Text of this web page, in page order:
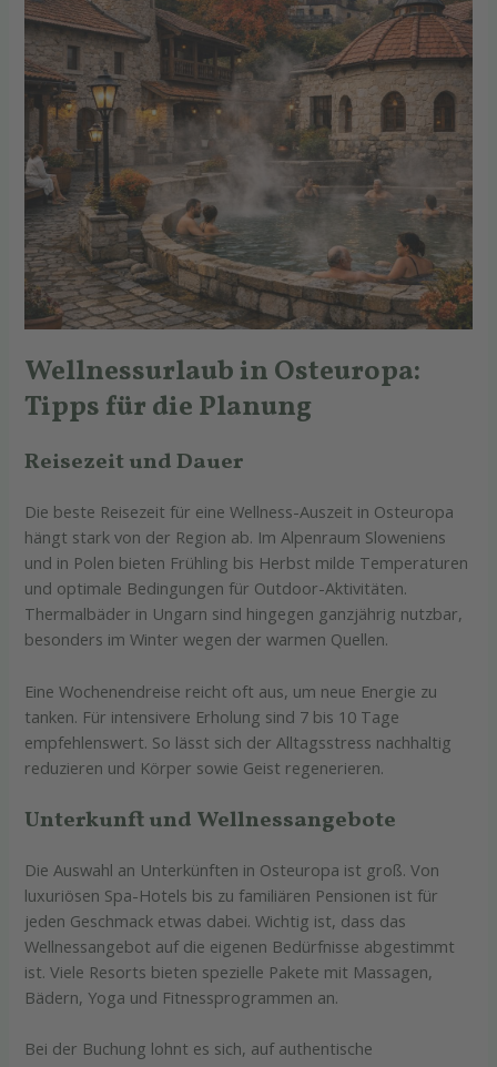
Wellnessurlaub in Osteuropa:
Tipps für die Planung
Reisezeit und Dauer
Die beste Reisezeit für eine Wellness-Auszeit in Osteuropa
hängt stark von der Region ab. Im Alpenraum Sloweniens
und in Polen bieten Frühling bis Herbst milde Temperaturen
und optimale Bedingungen für Outdoor-Aktivitäten.
Thermalbäder in Ungarn sind hingegen ganzjährig nutzbar,
besonders im Winter wegen der warmen Quellen.
Eine Wochenendreise reicht oft aus, um neue Energie zu
tanken. Für intensivere Erholung sind 7 bis 10 Tage
empfehlenswert. So lässt sich der Alltagsstress nachhaltig
reduzieren und Körper sowie Geist regenerieren.
Unterkunft und Wellnessangebote
Die Auswahl an Unterkünften in Osteuropa ist groß. Von
luxuriösen Spa-Hotels bis zu familiären Pensionen ist für
jeden Geschmack etwas dabei. Wichtig ist, dass das
Wellnessangebot auf die eigenen Bedürfnisse abgestimmt
ist. Viele Resorts bieten spezielle Pakete mit Massagen,
Bädern, Yoga und Fitnessprogrammen an.
Bei der Buchung lohnt es sich, auf authentische